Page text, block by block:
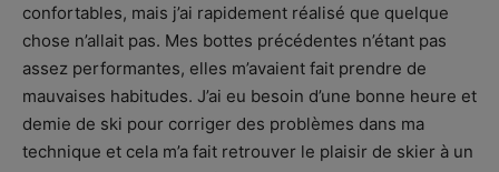
confortables, mais j’ai rapidement réalisé que quelque
chose n’allait pas. Mes bottes précédentes n’étant pas
assez performantes, elles m’avaient fait prendre de
mauvaises habitudes. J’ai eu besoin d’une bonne heure et
demie de ski pour corriger des problèmes dans ma
technique et cela m’a fait retrouver le plaisir de skier à un